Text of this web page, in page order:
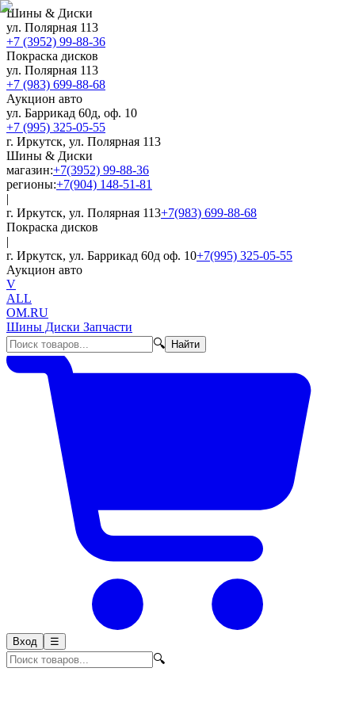
Шины & Диски
ул. Полярная 113
+7 (3952) 99-88-36
Покраска дисков
ул. Полярная 113
+7 (983) 699-88-68
Аукцион авто
ул. Баррикад 60д, оф. 10
+7 (995) 325-05-55
г. Иркутск, ул. Полярная 113
Шины & Диски
магазин:+7(3952) 99-88-36
регионы:+7(904) 148-51-81
|
г. Иркутск, ул. Полярная 113+7(983) 699-88-68
Покраска дисков
|
г. Иркутск, ул. Баррикад 60д оф. 10+7(995) 325-05-55
Аукцион авто
V
ALL
OM.RU
Шины Диски Запчасти
🔍
Найти
Вход ☰
🔍